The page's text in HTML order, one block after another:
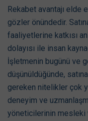
Rekabet avantajı elde
gözler önündedir.
faaliyetlerine katkısı
dolayısı ile insan
İşletmenin bugünü ve
düşünüldüğünde,
gereken nitelikler çok
deneyim ve
yöneticilerinin mesleki